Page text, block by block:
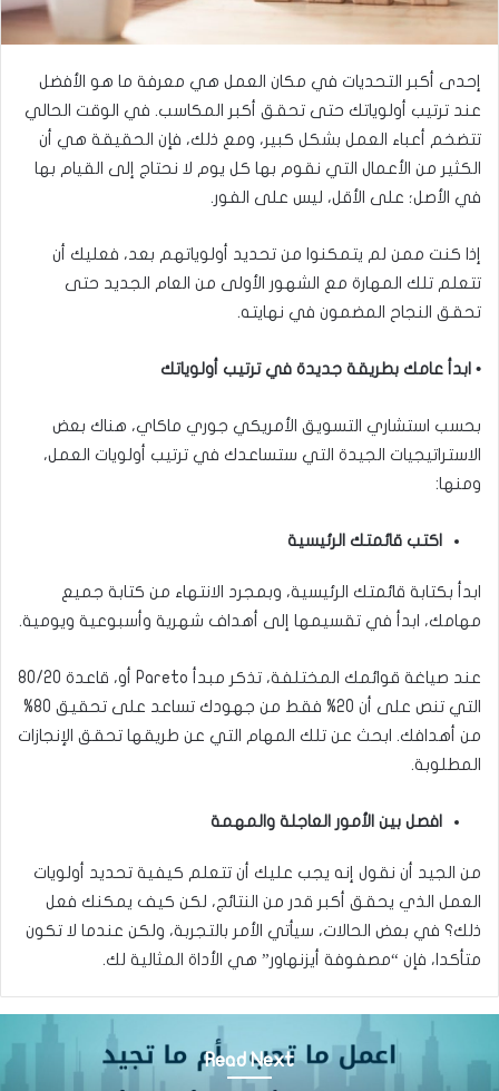
إحدى أكبر التحديات في مكان العمل هي معرفة ما هو الأفضل
عند ترتيب أولوياتك حتى تحقق أكبر المكاسب. في الوقت الحالي
تتضخم أعباء العمل بشكل كبير، ومع ذلك، فإن الحقيقة هي أن
الكثير من الأعمال التي نقوم بها كل يوم لا نحتاج إلى القيام بها
في الأصل؛ على الأقل، ليس على الفور.
إذا كنت ممن لم يتمكنوا من تحديد أولوياتهم بعد، فعليك أن
تتعلم تلك المهارة مع الشهور الأولى من العام الجديد حتى
تحقق النجاح المضمون في نهايته.
• ابدأ عامك بطريقة جديدة في ترتيب أولوياتك
بحسب استشاري التسويق الأمريكي جوري ماكاي، هناك بعض
الاستراتيجيات الجيدة التي ستساعدك في ترتيب أولويات العمل،
ومنها:
اكتب قائمتك الرئيسية
ابدأ بكتابة قائمتك الرئيسية، وبمجرد الانتهاء من كتابة جميع
مهامك، ابدأ في تقسيمها إلى أهداف شهرية وأسبوعية ويومية.
عند صياغة قوائمك المختلفة، تذكر مبدأ Pareto أو، قاعدة 80/20
التي تنص على أن 20% فقط من جهودك تساعد على تحقيق 80%
من أهدافك. ابحث عن تلك المهام التي عن طريقها تحقق الإنجازات
المطلوبة.
افصل بين الأمور العاجلة والمهمة
من الجيد أن نقول إنه يجب عليك أن تتعلم كيفية تحديد أولويات
العمل الذي يحقق أكبر قدر من النتائج، لكن كيف يمكنك فعل
ذلك؟ في بعض الحالات، سيأتي الأمر بالتجربة، ولكن عندما لا تكون
متأكدا، فإن “مصفوفة أيزنهاور” هي الأداة المثالية لك.
Read Next